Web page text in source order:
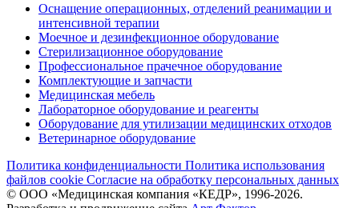
Оснащение операционных, отделений реанимации и
интенсивной терапии
Моечное и дезинфекционное оборудование
Стерилизационное оборудование
Профессиональное прачечное оборудование
Комплектующие и запчасти
Медицинская мебель
Лабораторное оборудование и реагенты
Оборудование для утилизации медицинских отходов
Ветеринарное оборудование
Политика конфиденциальности Политика использования
файлов cookie Согласие на обработку персональных данных
© ООО «Медицинская компания «КЕДР», 1996-2026.